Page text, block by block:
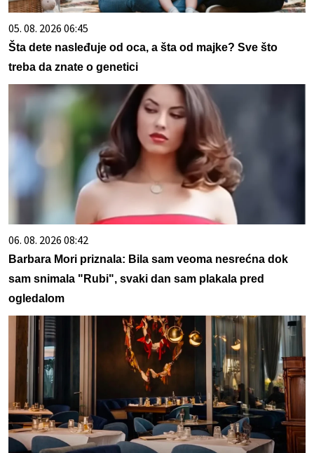
05. 08. 2026 06:45
Šta dete nasleđuje od oca, a šta od majke? Sve što
treba da znate o genetici
06. 08. 2026 08:42
Barbara Mori priznala: Bila sam veoma nesrećna dok
sam snimala "Rubi", svaki dan sam plakala pred
ogledalom